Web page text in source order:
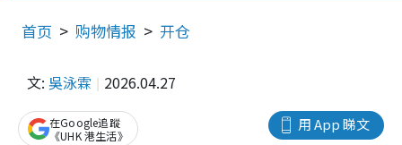
首页 购物情报 开仓
文: 吳泳霖 2026.04.27
用 App 睇文
在Google追蹤
《UHK 港生活》